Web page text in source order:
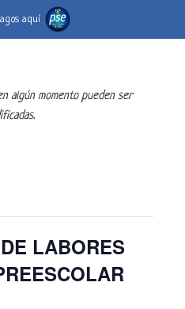
aquí
algún momento pueden ser
LABORES